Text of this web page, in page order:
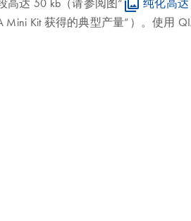
高达 50 kb（请参阅图“
纯化高
Kit 获得的典型产量”）。使用